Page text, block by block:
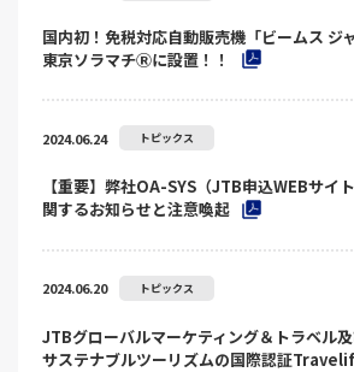
国内初！免税対応自動販売機「ビームス ジ
東京ソラマチⓇに設置！！
2024.06.24 トピックス
【重要】弊社OA-SYS（JTB申込WEBサイ
関するお知らせと注意喚起
2024.06.20 トピックス
JTBグローバルマーケティング＆トラベル
サステナブルツーリズムの国際認証